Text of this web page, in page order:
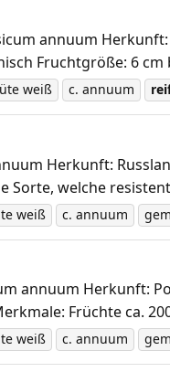
annuum
Fruchtgröße: 6
weiß c. annuum
Herkunft:
welche
weiß c. annuum
annuum Herkunft:
Früchte ca.
weiß c. annuum